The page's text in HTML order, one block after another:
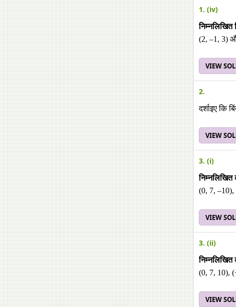
1. (iv)
निम्नलिखित
(2, –1, 3)
VIEW
2.
दर्शाइए कि
VIEW
3. (i)
निम्नलिखित
(0, 7, –10),
VIEW
3. (ii)
निम्नलिखित
(0, 7, 10),
VIEW